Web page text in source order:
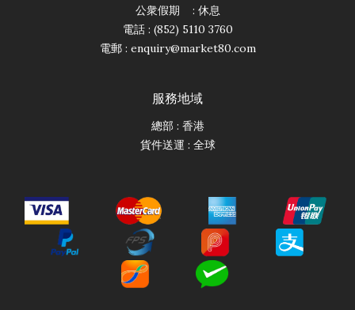
公衆假期 : 休息
電話 : (852) 5110 3760
電郵 : enquiry@market80.com
服務地域
總部 : 香港
貨件送運 : 全球